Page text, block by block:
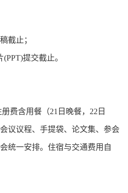
截止；
提交截止。
费含用餐（21日晚餐，22日
议议程、手提袋、论文集、参会
统一安排。住宿与交通费用自